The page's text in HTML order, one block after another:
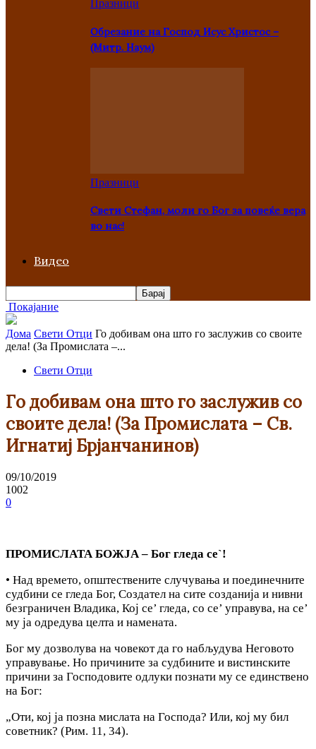
Празници
Oбрезание на Господ Исус Христос –
(Митр. Наум)
Празници
Свети Стефан, моли го Бог за повеќе вера
во нас!
Видео
Покајание
Дома Свети Отци Го добивам она што го заслужив со своите
дела! (За Промислата –...
Свети Отци
Го добивам она што го заслужив со
своите дела! (За Промислата – Св.
Игнатиј Брјанчанинов)
09/10/2019
1002
0
ПРОМИСЛАТА БОЖЈА – Бог глeда се`!
• Над времето, општествените случувања и поединечните
судбини се гледа Бог, Создател на сите созданија и нивни
безграничен Владика, Кој се’ гледа, со се’ управува, на се’
му ја одредува целта и намената.
Бог му дозволува на човекот да го набљудува Неговото
управување. Но причините за судбините и вистинските
причини за Господовите одлуки познати му се единствено
на Бог:
„Оти, кој ја позна мислата на Господа? Или, кој му бил
советник? (Рим. 11, 34).